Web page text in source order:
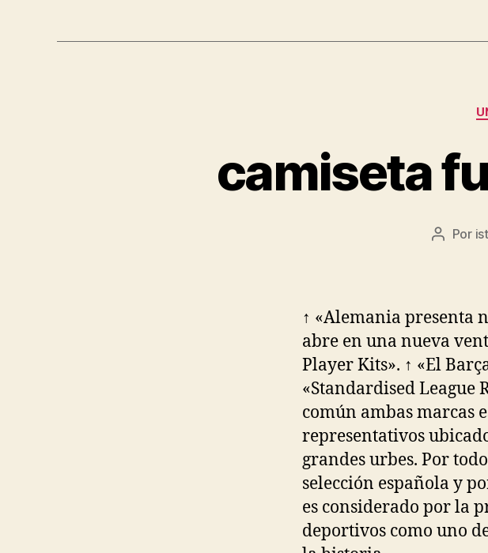
camiseta
Autor
Por
↑ «Alemania presenta
abre en una nueva
Player Kits». ↑ «El
«Standardised League
común ambas marcas
representativos
grandes urbes. Por
selección española y
es considerado por la
deportivos como uno